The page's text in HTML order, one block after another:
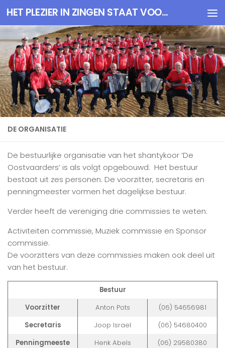
Doorgaan naar inhoud HET PLEZIER IN ZINGEN STAAT VOOROP
DE ORGANISATIE
De bestuurlijke organisatie van het shantykoor ‘De
Oostvaarders’ is als volgt opgebouwd: Het bestuur
bestaat uit zes personen. De voorzitter, secretaris en
penningmeester vormen het dagelijkse bestuur.
Verder heeft de vereniging drie commissies te weten:
Activiteiten commissie, Muziek commissie en Sponsor
commissie.
De voorzitters van deze commissies maken ook deel uit
van het bestuur.
Bestuur
Voorzitter
Anton Pots
(06) 54656981
Secretaris
Joop Israel
(06) 54680400
Penningmeeste
Henk Abels
(06) 29580380